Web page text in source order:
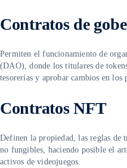
Contratos de
Permiten el funcionamiento de
(DAO), donde los titulares de
tesorerías y aprobar cambios en los
Contratos NFT
Definen la propiedad, las reglas de
no fungibles, haciendo posible el
activos de videojuegos.